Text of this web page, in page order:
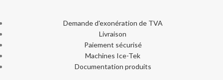
Demande d'exonération de TVA
Livraison
Paiement sécurisé
Machines Ice-Tek
Documentation produits